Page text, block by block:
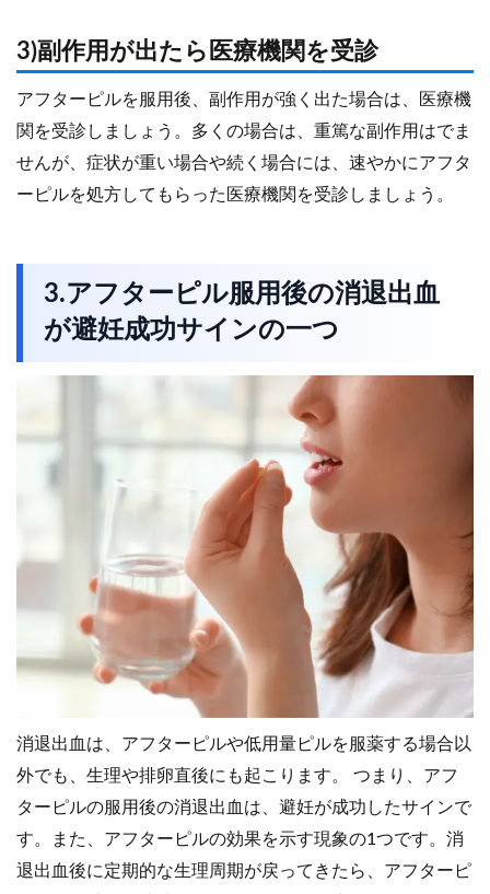
3)副作用が出たら医療機関を受診
アフターピルを服用後、副作用が強く出た場合は、医療機
関を受診しましょう。多くの場合は、重篤な副作用はでま
せんが、症状が重い場合や続く場合には、速やかにアフタ
ーピルを処方してもらった医療機関を受診しましょう。
3.アフターピル服用後の消退出血
が避妊成功サインの一つ
消退出血は、アフターピルや低用量ピルを服薬する場合以
外でも、生理や排卵直後にも起こります。 つまり、アフ
ターピルの服用後の消退出血は、避妊が成功したサインで
す。また、アフターピルの効果を示す現象の1つです。消
退出血後に定期的な生理周期が戻ってきたら、アフターピ